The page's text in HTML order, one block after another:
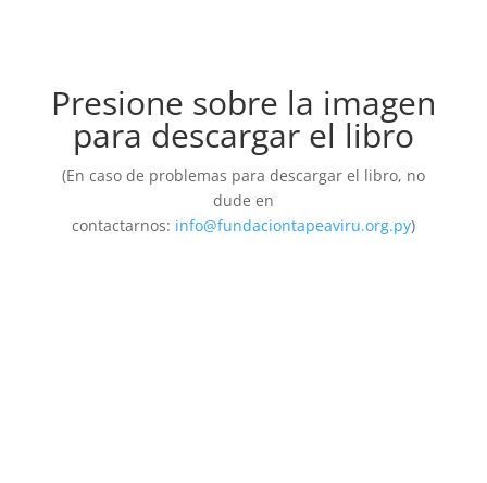
Presione sobre la imagen
para descargar el libro
(En caso de problemas para descargar el libro, no
dude en
contactarnos: info@fundaciontapeaviru.org.py)